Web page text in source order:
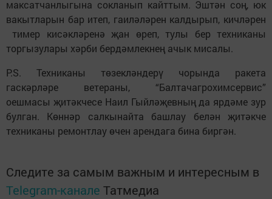
максатчанлыгына сокланып кайттым. Эштән соң, юк
вакытларын бар итеп, гаиләләрен калдырып, кичләрен
тимер кисәкләренә җан өреп, тулы бер техниканы
торгызулары хәрби бердәмлекнең ачык мисалы.
P.S. Техниканы төзекләндерү чорында ракета
гаскәрләре ветераны, “Балтачагрохимсервис”
оешмасы җитәкчесе Наил Гыйләҗевның да ярдәме зур
булган. Көннәр салкынайта башлау белән җитәкче
техниканы ремонтлау өчен арендага бина биргән.
Следите за самым важным и интересным в
Telegram-канале Татмедиа